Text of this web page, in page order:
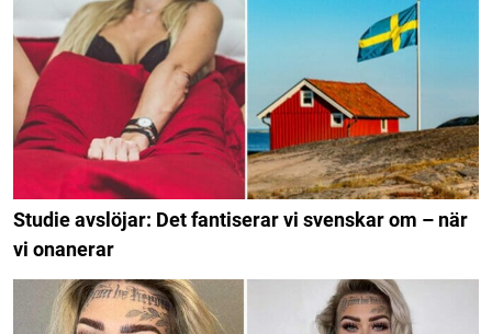
Studie avslöjar: Det fantiserar vi svenskar om – när
vi onanerar